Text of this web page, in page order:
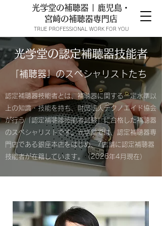
光学堂の補聴器 | 鹿児島・
宮崎の補聴器専門店
TRUE PROFESSIONAL WORK FOR YOU
光学堂の​認定補聴器技能者
「補聴器」のスペシャリストたち
認定補聴器技能者とは、補聴器に関する一定水準以
上の知識・技能を持ち、財団法人テクノエイド協会
が行う「認定補聴器技能者試験」に合格した補聴器
のスペシャリストです。光学堂では、認定補聴器専
門店である銀座本店をはじめ、7店舗に認定補聴器
技能者が在籍しています。（2026年4 月現在）